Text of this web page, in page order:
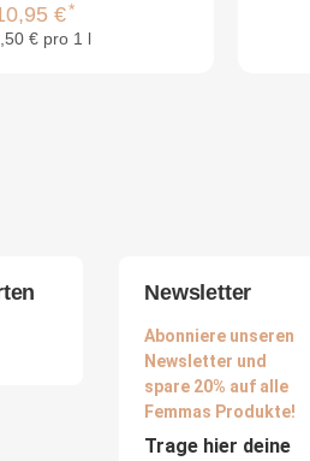
€*
€ pro 1 l
Newsletter
Abonniere unseren
Newsletter und
spare 20% auf alle
Femmas Produkte!
Trage hier deine